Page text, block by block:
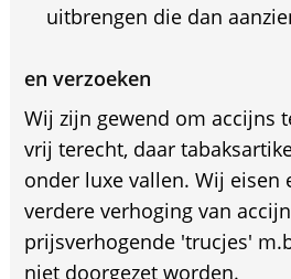
uitbrengen die dan
en verzoeken
Wij zijn gewend om accijns
vrij terecht, daar
onder luxe vallen. Wij eisen
verdere verhoging van
prijsverhogende 'trucjes'
niet doorgezet worden.